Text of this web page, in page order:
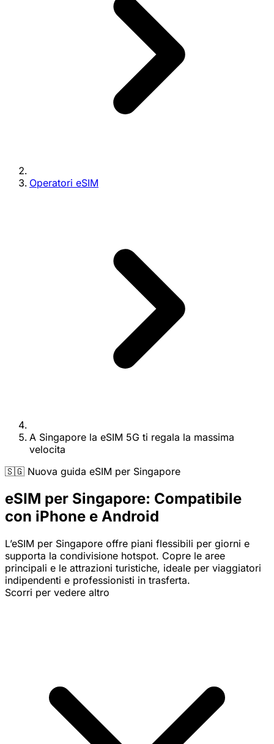
Operatori eSIM
A Singapore la eSIM 5G ti regala la massima
velocita
🇸🇬 Nuova guida eSIM per Singapore
eSIM per Singapore: Compatibile
con iPhone e Android
L’eSIM per Singapore offre piani flessibili per giorni e
supporta la condivisione hotspot. Copre le aree
principali e le attrazioni turistiche, ideale per viaggiatori
indipendenti e professionisti in trasferta.
Scorri per vedere altro